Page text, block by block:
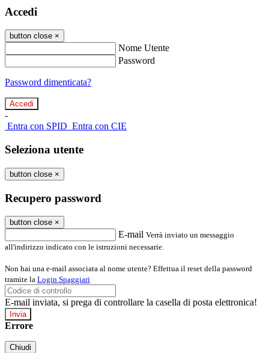
Accedi
button close ×
Nome Utente
Password
Password dimenticata?
-
Entra con SPID Entra con CIE
Seleziona utente
button close ×
Recupero password
button close ×
E-mail Verrà inviato un messaggio
all'indirizzo indicato con le istruzioni necessarie.
Non hai una e-mail associata al nome utente? Effettua il reset della password
tramite la Login Spaggiari
E-mail inviata, si prega di controllare la casella di posta elettronica!
Errore
Chiudi